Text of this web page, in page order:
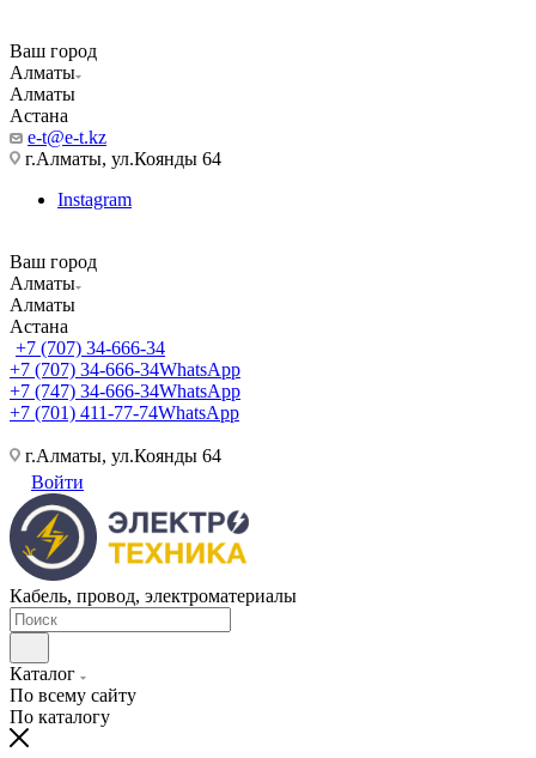
Ваш город
Алматы
Алматы
Астана
e-t@e-t.kz
г.Алматы, ул.Коянды 64
Instagram
Ваш город
Алматы
Алматы
Астана
+7 (707) 34-666-34
+7 (707) 34-666-34WhatsApp
+7 (747) 34-666-34WhatsApp
+7 (701) 411-77-74WhatsApp
г.Алматы, ул.Коянды 64
Войти
Кабель, провод, электроматериалы
Каталог
По всему сайту
По каталогу